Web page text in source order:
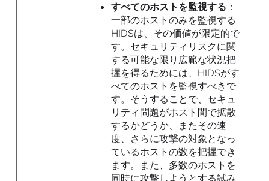
すべてのホストを監視する ：
一部のホストのみを監視する
HIDSは、その価値が限定的で
す。セキュリティリスクに関
する可能な限り広範な状況把
握を得るためには、HIDSがす
べてのホストを監視すべきで
す。そうすることで、セキュ
リティ問題がホスト間で拡散
するかどうか、またその速
度、さらに攻撃の対象となっ
ているホストの数を把握でき
ます。また、多数のホストを
同時に攻撃しようとする試み